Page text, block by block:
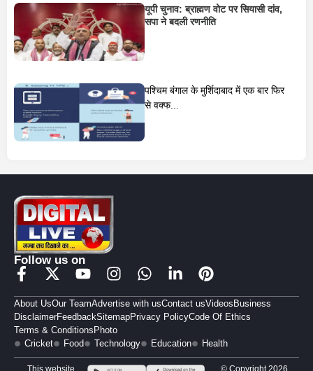
यूपी चुनाव: ब्राह्मण वोट पर सियासी दांव,
सपा ने बदली रणनीति
पश्चिम बंगाल के मुर्शिदाबाद में एक बार फिर
से वक्फ...
Follow us on
About UsOur TeamAdvertise with usContact usVideos Business
DisclaimerFeedbackSitemapPrivacy PolicyCode Of Ethics
Terms & Conditions Photo
Cricket
Food Technology Education Health
This website © Copyright 2026